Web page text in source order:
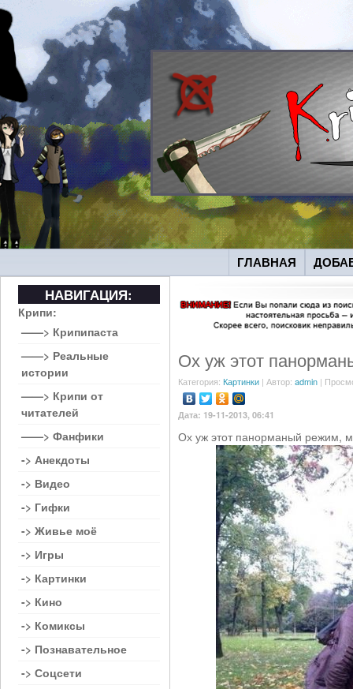
ГЛАВНАЯ
Ох уж этот
Категория: Картинки | Автор: admin |
Дата: 19-11-2013, 06:41
Ох уж этот панорманый режим,
НАВИГАЦИЯ:
Крипи:
——> Крипипаста
——> Реальные
истории
——> Крипи от
читателей
——> Фанфики
-> Анекдоты
-> Видео
-> Гифки
-> Живье моё
-> Игры
-> Картинки
-> Кино
-> Комиксы
-> Познавательное
-> Соцсети